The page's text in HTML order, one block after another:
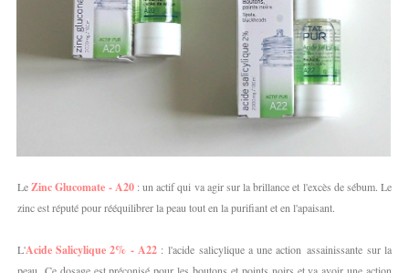
LeZinc Glucomate - A20 : un actif qui va agir sur la brillance et l'excès de sébum. Le
zinc est réputé pour rééquilibrer la peau tout en la purifiant et en l'apaisant.
L'Acide Salicylique 2% - A22:l'acide salicylique a une action assainissante sur la